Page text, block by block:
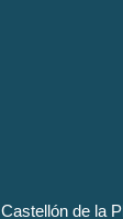
de la